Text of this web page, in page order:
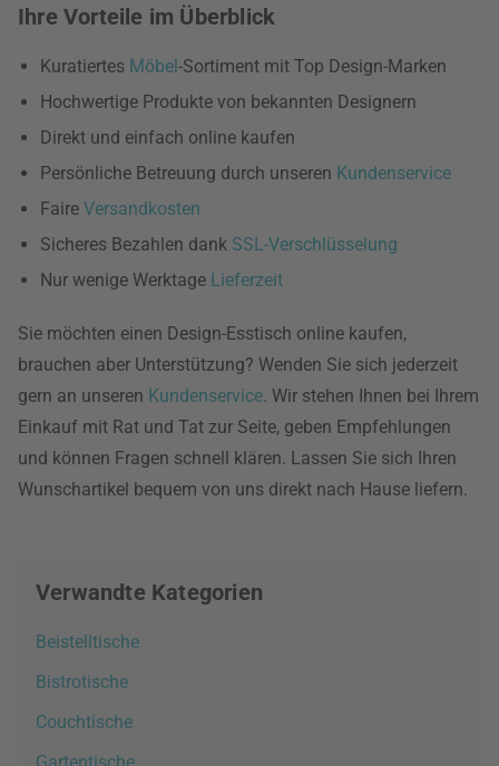
Ihre Vorteile im Überblick
Kuratiertes Möbel -Sortiment mit Top Design-Marken
Hochwertige Produkte von bekannten Designern
Direkt und einfach online kaufen
Persönliche Betreuung durch unseren Kundenservice
Faire Versandkosten
Sicheres Bezahlen dank SSL-Verschlüsselung
Nur wenige Werktage Lieferzeit
Sie möchten einen Design-Esstisch online kaufen,
brauchen aber Unterstützung? Wenden Sie sich jederzeit
gern an unseren Kundenservice. Wir stehen Ihnen bei Ihrem
Einkauf mit Rat und Tat zur Seite, geben Empfehlungen
und können Fragen schnell klären. Lassen Sie sich Ihren
Wunschartikel bequem von uns direkt nach Hause liefern.
Verwandte Kategorien
Beistelltische
Bistrotische
Couchtische